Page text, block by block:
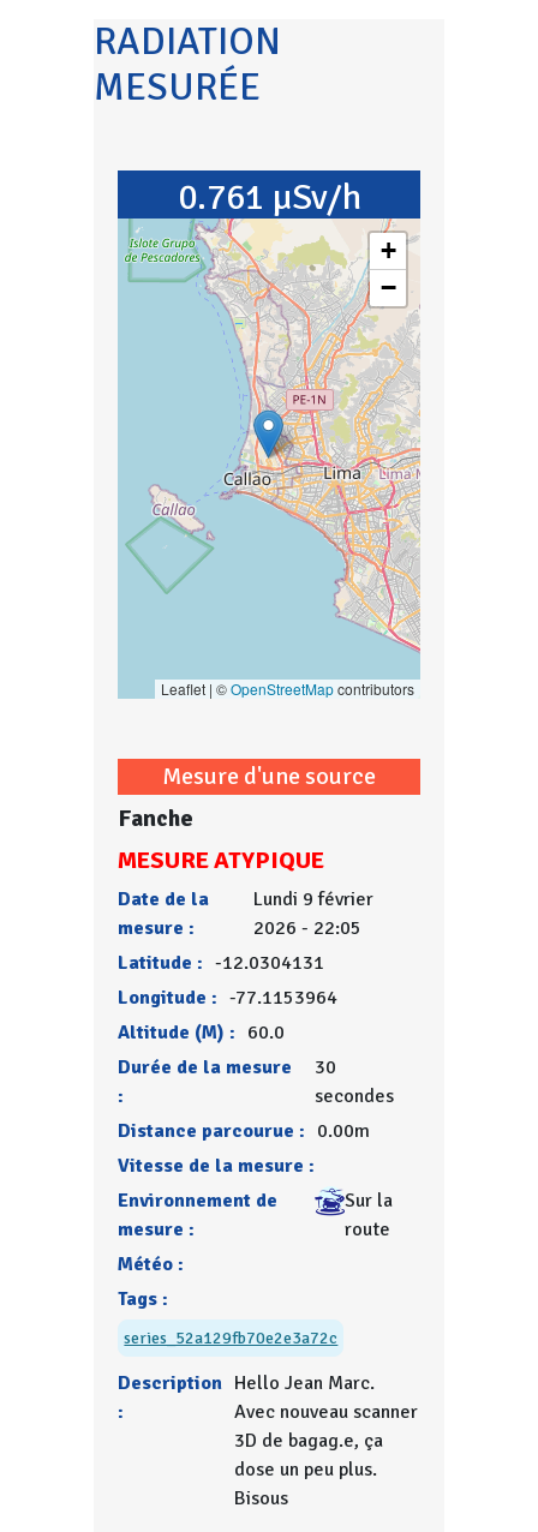
RADIATION
MESURÉE
0.761 µSv/h
+
−
Leaflet | ©OpenStreetMapcontributors
Mesure d'une source
Fanche
MESURE ATYPIQUE
Date de la
mesure :
Lundi 9 février
2026 - 22:05
Latitude : -12.0304131
Longitude : -77.1153964
Altitude (M) : 60.0
Durée de la mesure
:
30
secondes
Distance parcourue : 0.00m
Vitesse de la mesure :
Environnement de
mesure :
Sur la
route
Météo :
Tags :
series_52a129fb70e2e3a72c
Description
:
Hello Jean Marc.
Avec nouveau scanner
3D de bagag.e, ça
dose un peu plus.
Bisous